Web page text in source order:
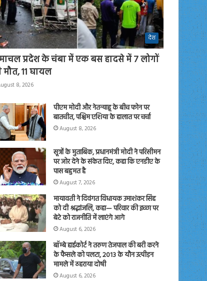
देश
प्रदेश के चंबा में एक बस हादसे में 7 लोगों
11 घायल
8, 2026
पीएम मोदी और नेतन्याहू के बीच फोन पर
बातचीत, पश्चिम एशिया के हालात पर चर्चा
August 8, 2026
सूत्रों के मुताबिक, प्रधानमंत्री मोदी ने परिसीमन
पर जोर देने के संकेत दिए, कहा कि एनडीए के
पास बहुमत है
August 7, 2026
मायावती ने दिवंगत विधायक उमाशंकर सिंह
को दी श्रद्धांजलि, कहा— परिवार की इच्छा पर
बेटे को राजनीति में लाएंगे आगे
August 6, 2026
बॉम्बे हाईकोर्ट ने तरुण तेजपाल की बरी करने
के फैसले को पलटा, 2013 के यौन उत्पीड़न
मामले में ठहराया दोषी
August 6, 2026